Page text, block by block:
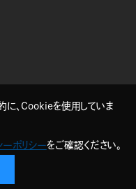
に、Cookieを使用していま
ーポリシーをご確認ください。